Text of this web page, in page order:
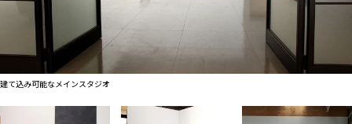
SIZE&PRICE
広さと利用料金で探す
ALL FILTER
すべての選択肢からスタジオを探す
スタジオ一覧
マップから探す
お気に入り
建て込み可能なメインスタジオ